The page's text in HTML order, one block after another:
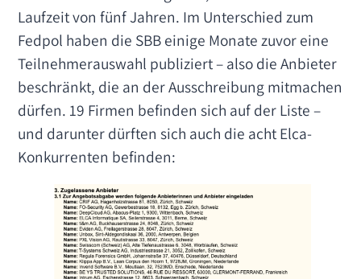
Laufzeit von fünf Jahren. Im Unterschied zum
Fedpol haben die SBB einige Monate zuvor eine
Teilnehmerauswahl publiziert – also die Anbieter
beschränkt, die an der Ausschreibung mitmachen
dürfen. 19 Firmen befinden sich auf der Liste –
und darunter dürften sich auch die acht Elca-
Konkurrenten befinden: